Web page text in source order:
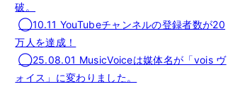
破。
◯10.11 YouTubeチャンネルの登録者数が20
万人を達成！
◯25.08.01 MusicVoiceは媒体名が「vois ヴ
ォイス」に変わりました。